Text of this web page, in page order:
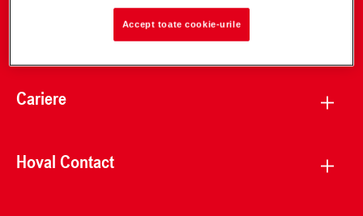
Cariere
Hoval Contact
Accept toate cookie-urile